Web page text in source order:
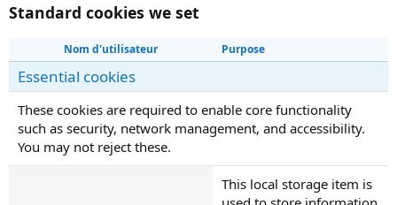
Standard cookies we set
Nom d'utilisateur Purpose
Essential cookies
These cookies are required to enable core functionality
such as security, network management, and accessibility.
You may not reject these.
This local storage item is